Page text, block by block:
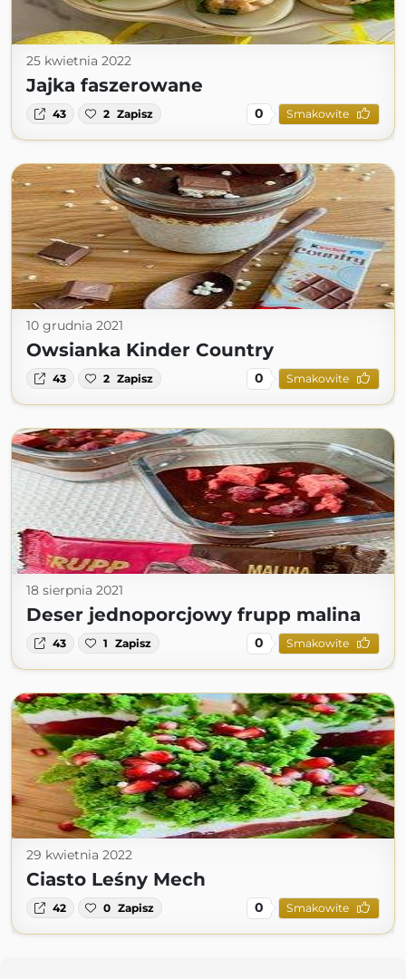
25 kwietnia 2022
Jajka faszerowane
43 2 Zapisz 0 Smakowite
10 grudnia 2021
Owsianka Kinder Country
43 2 Zapisz 0 Smakowite
18 sierpnia 2021
Deser jednoporcjowy frupp malina
43 1 Zapisz 0 Smakowite
29 kwietnia 2022
Ciasto Leśny Mech
42 0 Zapisz 0 Smakowite